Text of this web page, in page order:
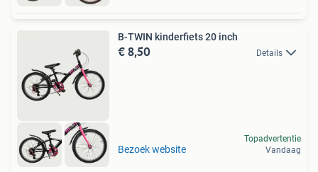
B-TWIN kinderfiets 20 inch
€ 8,50 Details
Bezoek website
Topadvertentie
Vandaag